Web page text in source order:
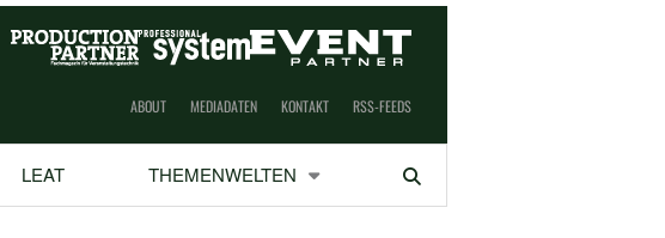
ABOUT MEDIADATEN KONTAKT RSS-FEEDS
LEAT THEMENWELTEN Suchen